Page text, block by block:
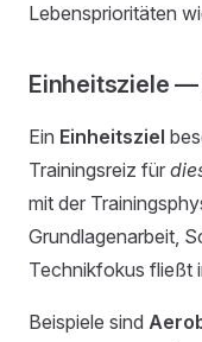
Lebensprioritäten
Einheitsziele —
Ein Einheitsziel
Trainingsreiz für
mit der
Grundlagenarbeit,
Technikfokus fließt
Beispiele sind